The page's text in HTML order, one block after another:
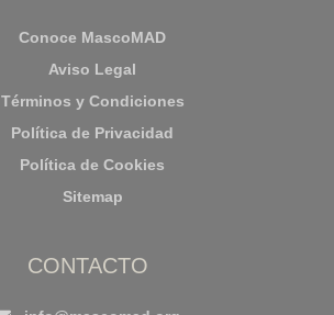
Conoce MascoMAD
Aviso Legal
Términos y Condiciones
Política de Privacidad
Política de Cookies
Sitemap
CONTACTO